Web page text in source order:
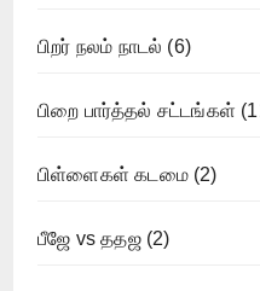
பிறர் நலம் நாடல் (6)
பிறை பார்த்தல் சட்டங்கள்
பிள்ளைகள் கடமை(2)
பீஜே vs ததஜ(2)